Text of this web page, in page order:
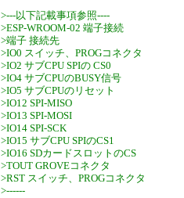
>---以下記載事項参照----
>ESP-WROOM-02 端子接続
>端子 接続先
>IO0 スイッチ、PROGコネクタ
>IO2 サブCPU SPIの CS0
>IO4 サブCPUのBUSY信号
>IO5 サブCPUのリセット
>IO12 SPI-MISO
>IO13 SPI-MOSI
>IO14 SPI-SCK
>IO15 サブCPU SPIのCS1
>IO16 SDカードスロットのCS
>TOUT GROVEコネクタ
>RST スイッチ、PROGコネクタ
>------